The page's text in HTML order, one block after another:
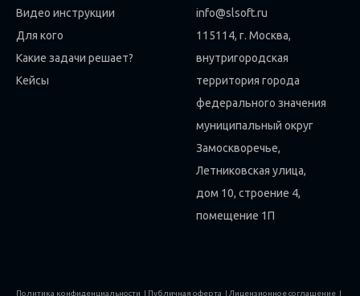
Видео инструкции
Для кого
Какие задачи решает?
Кейсы
info@slsoft.ru
115114, г. Москва,
внутригородская
территория города
федерального значения
муниципальный округ
Замоскворечье,
Летниковская улица,
дом 10, строение 4,
помещение 1П
Политика конфиденциальности | Публичная оферта | Лицензионное соглашение |